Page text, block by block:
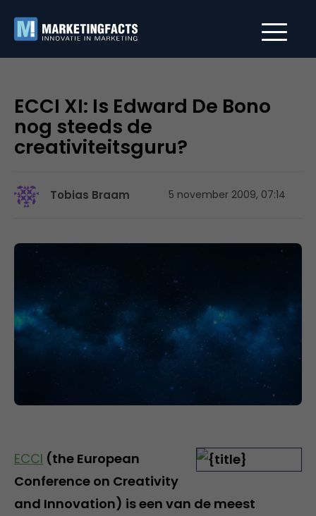
ECCI XI: Is Edward De Bono
nog steeds de
creativiteitsguru?
Tobias Braam 5 november 2009, 07:14
ECCI (the European
Conference on Creativity
and Innovation) is een van de meest